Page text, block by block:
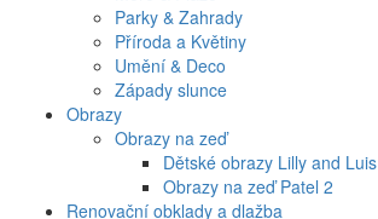
Parky & Zahrady
Příroda a Květiny
Umění & Deco
Západy slunce
Obrazy
Obrazy na zeď
Dětské obrazy Lilly and Luis
Obrazy na zeď Patel 2
Renovační obklady a dlažba